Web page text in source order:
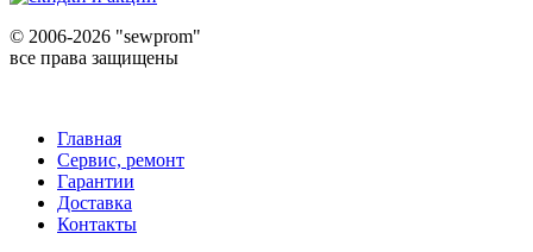
© 2006-2026 "sewprom"
все права защищены
Главная
Сервис, ремонт
Гарантии
Доставка
Контакты